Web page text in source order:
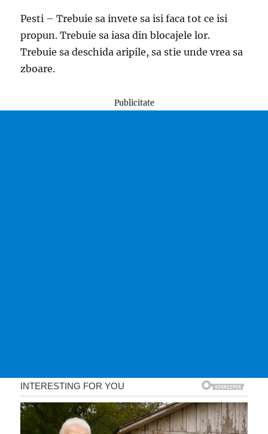
Pesti – Trebuie sa invete sa isi faca tot ce isi
propun. Trebuie sa iasa din blocajele lor.
Trebuie sa deschida aripile, sa stie unde vrea sa
zboare.
Publicitate